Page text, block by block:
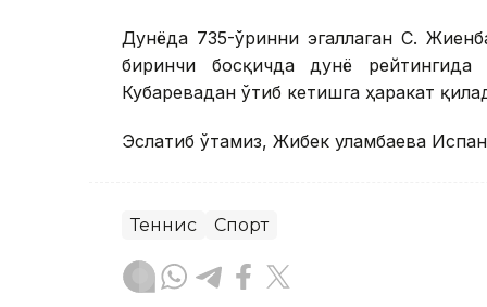
Дунёда 735-ўринни эгаллаган С.
биринчи босқичда дунё рейтингида
Кубаревадан ўтиб кетишга ҳаракат
Эслатиб ўтамиз, Жибек Қуламбаева
Теннис Спорт